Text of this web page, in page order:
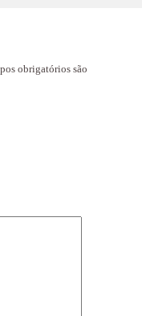
obrigatórios são